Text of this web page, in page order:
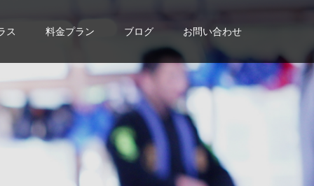
ス 料金プラン ブログ お問い合わせ